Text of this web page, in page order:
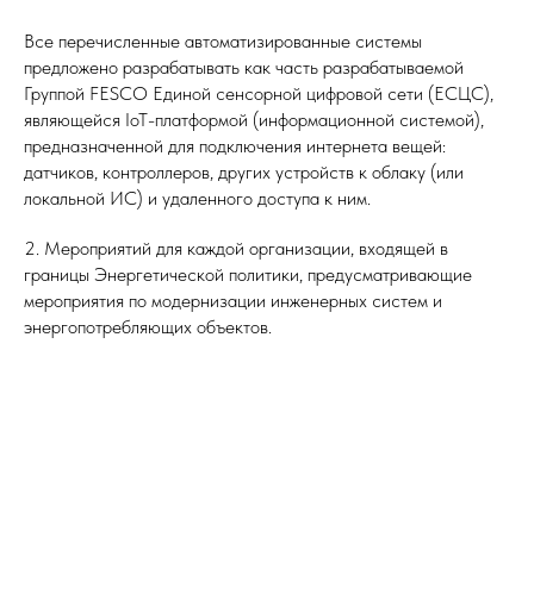
Все перечисленные автоматизированные системы
предложено разрабатывать как часть разрабатываемой
Группой FESCO Единой сенсорной цифровой сети (ЕСЦС),
являющейся IoT-платформой (информационной системой),
предназначенной для подключения интернета вещей:
датчиков, контроллеров, других устройств к облаку (или
локальной ИС) и удаленного доступа к ним.
2. Мероприятий для каждой организации, входящей в
границы Энергетической политики, предусматривающие
мероприятия по модернизации инженерных систем и
энергопотребляющих объектов.